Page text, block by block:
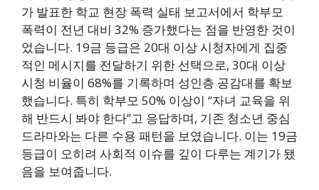
가 발표한 학교 현장 폭력 실태 보고서에서 학부모
폭력이 전년 대비 32% 증가했다는 점을 반영한 것이
었습니다. 19금 등급은 20대 이상 시청자에게 집중
적인 메시지를 전달하기 위한 선택으로, 30대 이상
시청 비율이 68%를 기록하며 성인층 공감대를 확보
했습니다. 특히 학부모 50% 이상이 “자녀 교육을 위
해 반드시 봐야 한다”고 응답하며, 기존 청소년 중심
드라마와는 다른 수용 패턴을 보였습니다. 이는 19금
등급이 오히려 사회적 이슈를 깊이 다루는 계기가 됐
음을 보여줍니다.